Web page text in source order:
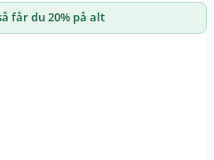
får du 20% på alt